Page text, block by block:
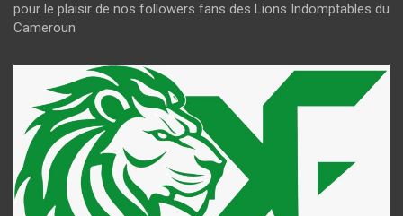
pour le plaisir de nos followers fans des Lions Indomptables du
Cameroun